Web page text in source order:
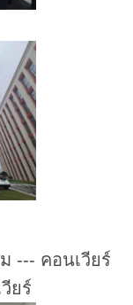
--- คอนเวียร์
ยร์